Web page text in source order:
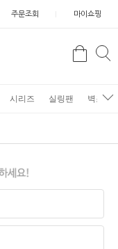
주문조회 마이쇼핑
검
시리즈 실링팬 벽조명